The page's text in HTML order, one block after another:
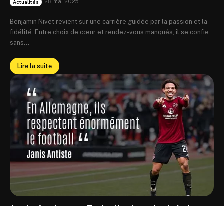
Actualités 28 mai 2025
Benjamin Nivet revient sur une carrière guidée par la passion et la
fidélité. Entre choix de cœur et rendez-vous manqués, il se confie
sans...
Lire la suite